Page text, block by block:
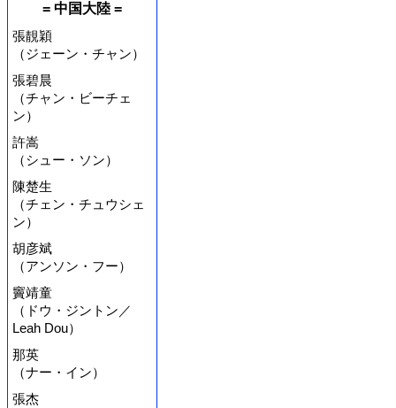
= 中国大陸 =
張靚穎
（ジェーン・チャン）
張碧晨
（チャン・ビーチェ
ン）
許嵩
（シュー・ソン）
陳楚生
（チェン・チュウシェ
ン）
胡彦斌
（アンソン・フー）
竇靖童
（ドウ・ジントン／
Leah Dou）
那英
（ナー・イン）
張杰